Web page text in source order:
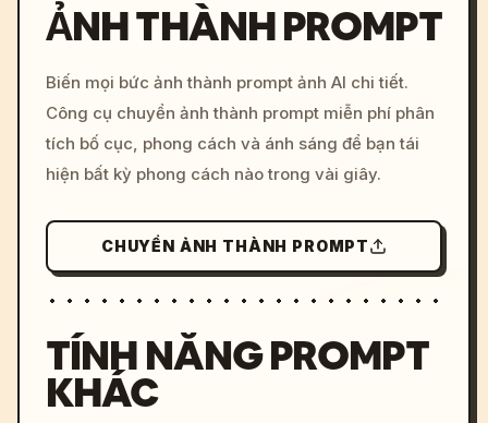
c, cyberpunk sunset, neon
colors, 8k --v 6.0
ẢNH THÀNH PROMPT
Biến mọi bức ảnh thành prompt ảnh AI chi tiết.
Công cụ chuyển ảnh thành prompt miễn phí phân
tích bố cục, phong cách và ánh sáng để bạn tái
hiện bất kỳ phong cách nào trong vài giây.
CHUYỂN ẢNH THÀNH PROMPT
TÍNH NĂNG PROMPT
KHÁC